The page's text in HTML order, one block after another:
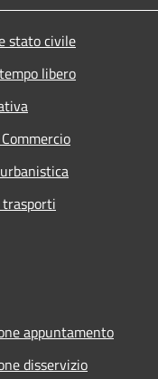
stato civile
libero
appuntamento
disservizio